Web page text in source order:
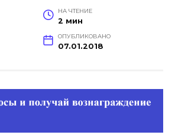
НА ЧТЕНИЕ
2 мин
ОПУБЛИКОВАНО
07.01.2018